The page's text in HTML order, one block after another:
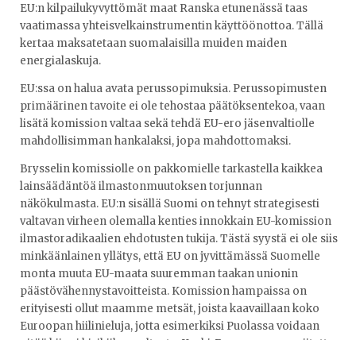
EU:n kilpailukyvyttömät maat Ranska etunenässä taas
vaatimassa yhteisvelkainstrumentin käyttöönottoa. Tällä
kertaa maksatetaan suomalaisilla muiden maiden
energialaskuja.
EU:ssa on halua avata perussopimuksia. Perussopimusten
primäärinen tavoite ei ole tehostaa päätöksentekoa, vaan
lisätä komission valtaa sekä tehdä EU-ero jäsenvaltiolle
mahdollisimman hankalaksi, jopa mahdottomaksi.
Brysselin komissiolle on pakkomielle tarkastella kaikkea
lainsäädäntöä ilmastonmuutoksen torjunnan
näkökulmasta. EU:n sisällä Suomi on tehnyt strategisesti
valtavan virheen olemalla kenties innokkain EU-komission
ilmastoradikaalien ehdotusten tukija. Tästä syystä ei ole siis
minkäänlainen yllätys, että EU on jyvittämässä Suomelle
monta muuta EU-maata suuremman taakan unionin
päästövähennystavoitteista. Komission hampaissa on
erityisesti ollut maamme metsät, joista kaavaillaan koko
Euroopan hiilinieluja, jotta esimerkiksi Puolassa voidaan